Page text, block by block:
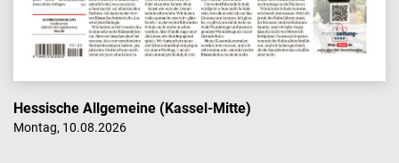
Hessische Allgemeine (Kassel-Mitte)
Montag, 10.08.2026